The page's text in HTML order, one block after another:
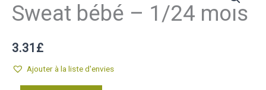
Sweat bébé – 1/24 mois
3.31 £
Ajouter à la liste d'envies